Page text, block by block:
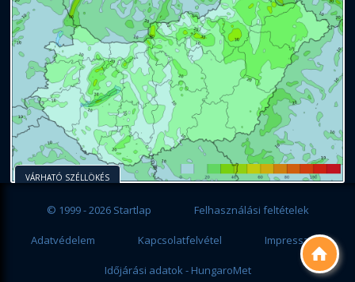

VÁRHATÓ SZÉLLÖKÉS
© 1999 - 2026 Startlap Felhasználási feltételek
Adatvédelem Kapcsolatfelvétel Impresszum
Időjárási adatok - HungaroMet